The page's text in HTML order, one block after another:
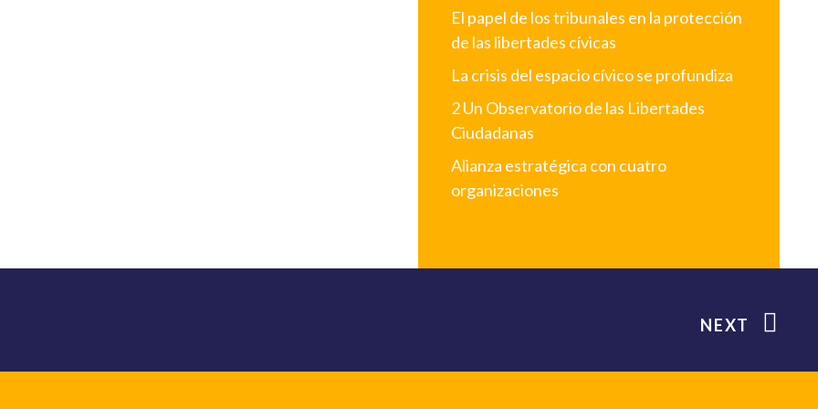
El papel de los tribunales en la protección
de las libertades cívicas
La crisis del espacio cívico se profundiza
2 Un Observatorio de las Libertades
Ciudadanas
Alianza estratégica con cuatro
organizaciones
NEXT